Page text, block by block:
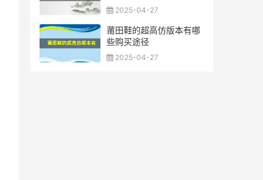
2025-04-27
莆田鞋的超高仿版本有哪
些购买途径
2025-04-27